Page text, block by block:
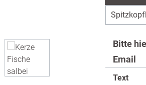
Bitte
Email
Text